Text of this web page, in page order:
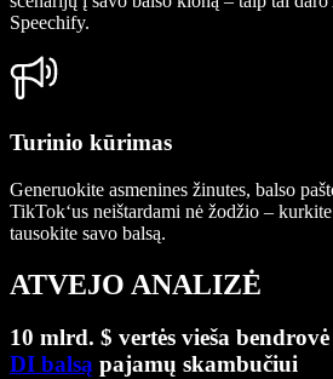
Speechify.
Turinio kūrimas
Generuokite asmenines žinutes, balso
TikTok‘us neištardami nė žodžio –
tausokite savo balsą.
ATVEJO ANALIZĖ
10 mlrd. $ vertės vieša
DI balsą pajamų skambučiui